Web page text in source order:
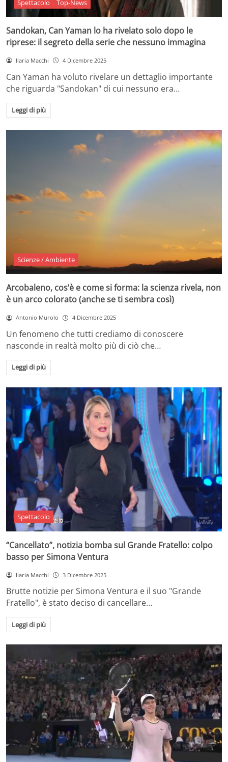
Spettacolo Top-News
Sandokan, Can Yaman lo ha rivelato solo dopo le
riprese: il segreto della serie che nessuno immagina
Ilaria Macchi 4 Dicembre 2025
Can Yaman ha voluto rivelare un dettaglio importante
che riguarda "Sandokan" di cui nessuno era…
Leggi di più
Scienze / Ambiente
Arcobaleno, cos’è e come si forma: la scienza rivela, non
è un arco colorato (anche se ti sembra così)
Antonio Murolo 4 Dicembre 2025
Un fenomeno che tutti crediamo di conoscere
nasconde in realtà molto più di ciò che…
Leggi di più
Spettacolo
“Cancellato”, notizia bomba sul Grande Fratello: colpo
basso per Simona Ventura
Ilaria Macchi 3 Dicembre 2025
Brutte notizie per Simona Ventura e il suo "Grande
Fratello", è stato deciso di cancellare…
Leggi di più